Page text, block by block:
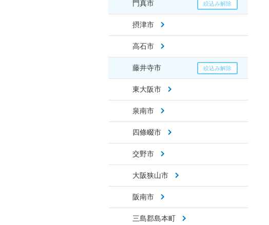
門真市
摂津市
高石市
藤井寺市
東大阪市
泉南市
四條畷市
交野市
大阪狭山市
阪南市
三島郡島本町